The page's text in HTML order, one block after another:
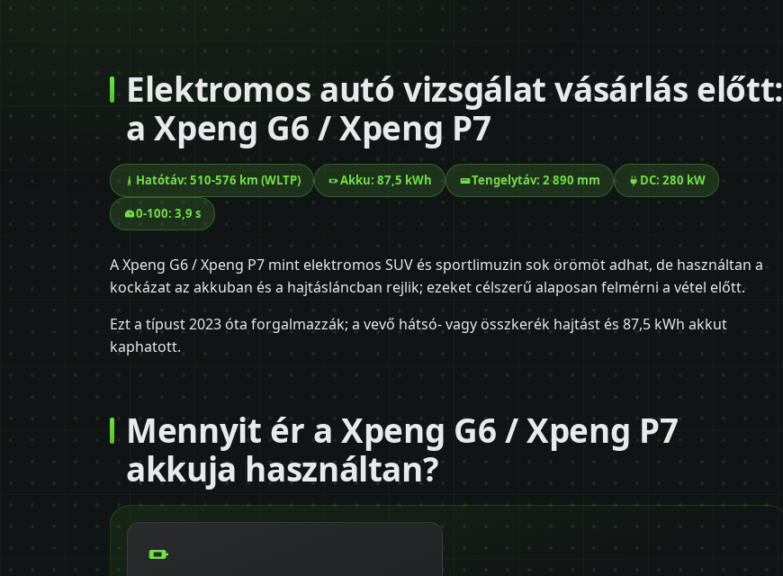
Elektromos autó vizsgálat vásárlás előtt:
a Xpeng G6 / Xpeng P7
Hatótáv: 510-576 km (WLTP) Akku: 87,5 kWh Tengelytáv: 2 890 mm DC: 280 kW
0-100: 3,9 s
A Xpeng G6 / Xpeng P7 mint elektromos SUV és sportlimuzin sok örömöt adhat, de használtan a
kockázat az akkuban és a hajtásláncban rejlik; ezeket célszerű alaposan felmérni a vétel előtt.
Ezt a típust 2023 óta forgalmazzák; a vevő hátsó- vagy összkerék hajtást és 87,5 kWh akkut
kaphatott.
Mennyit ér a Xpeng G6 / Xpeng P7
akkuja használtan?